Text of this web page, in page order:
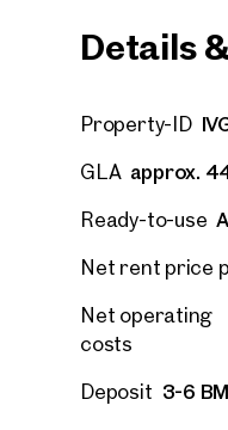
Details
Property-ID
GLA approx.
Ready-to-use
Net rent price
Net operating
costs
Deposit 3-6